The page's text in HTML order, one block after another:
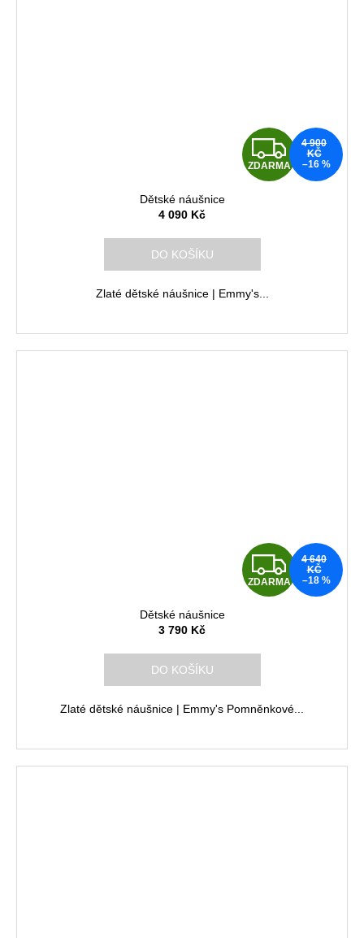
Z
D
ZDARMA
4 900
KČ
–16 %
Dětské náušnice
4 090 Kč
DO KOŠÍKU
Zlaté dětské náušnice | Emmy's...
Z
D
M
ZDARMA
4 640
KČ
–18 %
Dětské náušnice
3 790 Kč
DO KOŠÍKU
Zlaté dětské náušnice | Emmy's Pomněnkové...